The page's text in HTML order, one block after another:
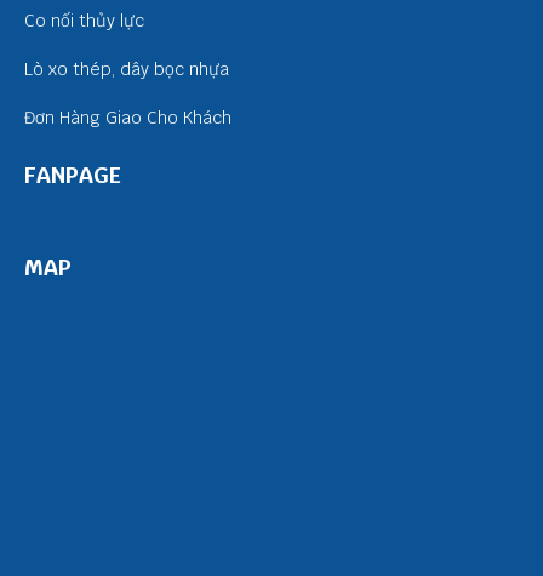
Co nối thủy lực
Lò xo thép, dây bọc nhựa
Đơn Hàng Giao Cho Khách
FANPAGE
MAP